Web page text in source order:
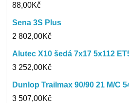
88,00Kč
Sena 3S Plus
2 802,00Kč
Alutec X10 šedá 7x17 5x112
3 252,00Kč
Dunlop Trailmax 90/90 21 M/C
3 507,00Kč